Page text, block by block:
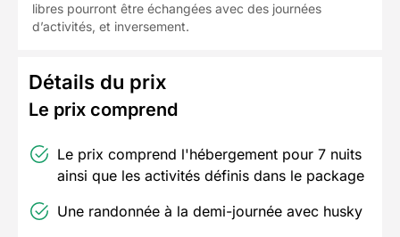
libres pourront être échangées avec des journées
d’activités, et inversement.
Détails du prix
Le prix comprend
Le prix comprend l'hébergement pour 7 nuits
ainsi que les activités définis dans le package
Une randonnée à la demi-journée avec husky